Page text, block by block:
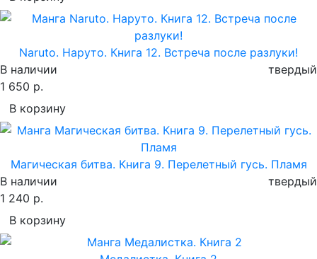
Naruto. Наруто. Книга 12. Встреча после разлуки!
В наличии
твердый
1 650 р.
В корзину
Магическая битва. Книга 9. Перелетный гусь. Пламя
В наличии
твердый
1 240 р.
В корзину